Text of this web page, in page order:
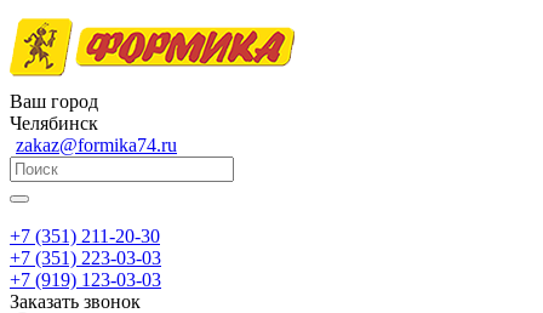
Ваш город
Челябинск
zakaz@formika74.ru
+7 (351) 211-20-30
+7 (351) 223-03-03
+7 (919) 123-03-03
Заказать звонок